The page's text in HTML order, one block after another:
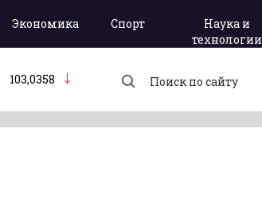
Экономика Спорт
Наука и
технологии
103,0358